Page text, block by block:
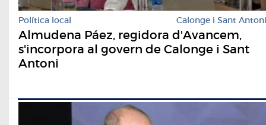
Política local Calonge i Sant Antoni
Almudena Páez, regidora d'Avancem,
s'incorpora al govern de Calonge i Sant
Antoni